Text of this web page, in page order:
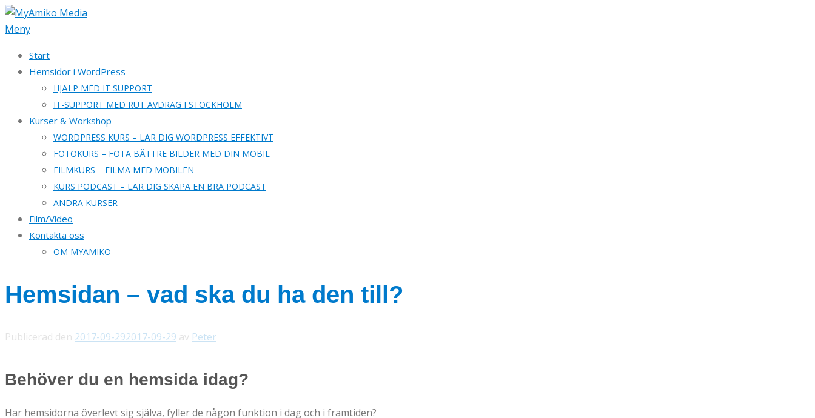
Hoppa
till
Meny
Start
Hemsidor i WordPress
HJÄLP MED IT SUPPORT
IT-SUPPORT MED RUT AVDRAG I STOCKHOLM
Kurser & Workshop
WORDPRESS KURS – LÄR DIG WORDPRESS EFFEKTIVT
FOTOKURS – FOTA BÄTTRE BILDER MED DIN MOBIL
FILMKURS – FILMA MED MOBILEN
KURS PODCAST – LÄR DIG SKAPA EN BRA PODCAST
ANDRA KURSER
Film/Video
Kontakta oss
OM MYAMIKO
Hemsidan – vad ska du ha den till?
Publicerad den 2017-09-292017-09-29 av Peter
Behöver du en hemsida idag?
Har hemsidorna överlevt sig själva, fyller de någon funktion i dag och i framtiden?